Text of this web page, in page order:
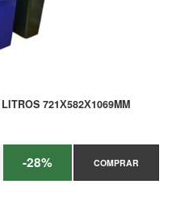
721Х582Х1069MM
-28% COMPRAR